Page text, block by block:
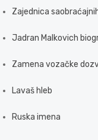
Zajednica
Jadran Malkovich
Zamena vozačke
Lavaš hleb
Ruska imena